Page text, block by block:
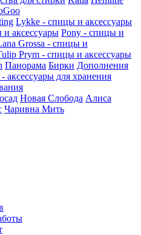
Lykke - спицы и аксессуары
аксессуары Pony - спицы и
Grossa - спицы и
Prym - спицы и аксессуары
Панорама Бирки Дополнения
аксессуары для хранения
Новая Слобода Алиса
Чаривна Мить